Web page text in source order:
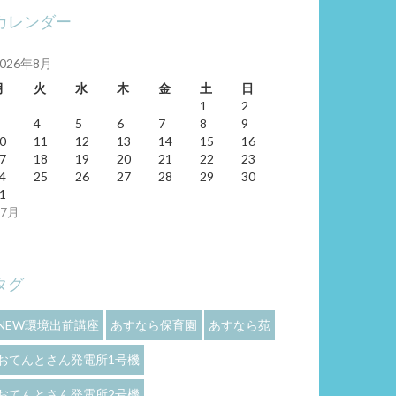
レンダー
年8月
火 水 木 金 土 日
月
1
2
4 5 6 7 8
9
11 12 13 14 15
16
18 19 20 21 22
23
25 26 27 28 29
30
グ
環境出前講座 あすなら保育園 あすなら苑
てんとさん発電所1号機